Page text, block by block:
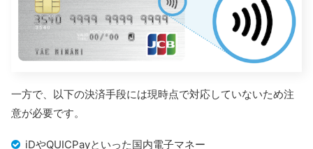
一方で、以下の決済手段には現時点で対応していないため注
意が必要です。
iDやQUICPayといった国内電子マネー